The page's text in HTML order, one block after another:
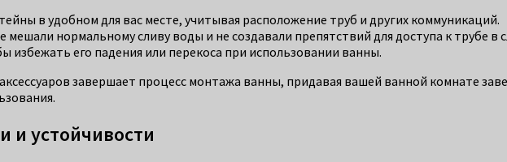
в удобном для вас месте, учитывая расположение труб и других коммуникаций.
мешали нормальному сливу воды и не создавали препятствий для доступа к трубе в
избежать его падения или перекоса при использовании ванны.
завершает процесс монтажа ванны, придавая вашей ванной комнате
и устойчивости